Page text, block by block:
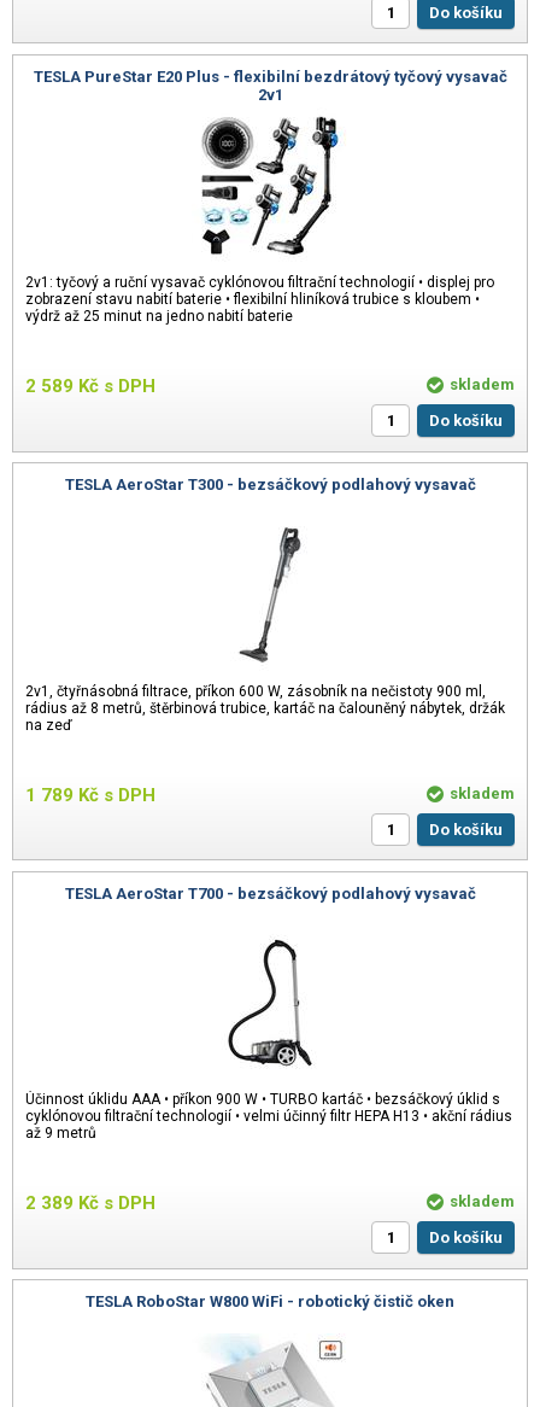
Do košíku
TESLA PureStar E20 Plus - flexibilní bezdrátový tyčový vysavač
2v1
2v1: tyčový a ruční vysavač cyklónovou filtrační technologií • displej pro
zobrazení stavu nabití baterie • flexibilní hliníková trubice s kloubem •
výdrž až 25 minut na jedno nabití baterie
2 589 Kč s DPH
skladem
Do košíku
TESLA AeroStar T300 - bezsáčkový podlahový vysavač
2v1, čtyřnásobná filtrace, příkon 600 W, zásobník na nečistoty 900 ml,
rádius až 8 metrů, štěrbinová trubice, kartáč na čalouněný nábytek, držák
na zeď
1 789 Kč s DPH
skladem
Do košíku
TESLA AeroStar T700 - bezsáčkový podlahový vysavač
Účinnost úklidu AAA • příkon 900 W • TURBO kartáč • bezsáčkový úklid s
cyklónovou filtrační technologií • velmi účinný filtr HEPA H13 • akční rádius
až 9 metrů
2 389 Kč s DPH
skladem
Do košíku
TESLA RoboStar W800 WiFi - robotický čistič oken